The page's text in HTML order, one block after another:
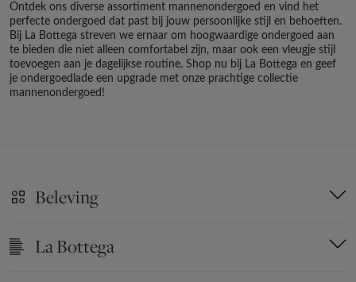
Ontdek ons diverse assortiment mannenondergoed en vind het
perfecte ondergoed dat past bij jouw persoonlijke stijl en behoeften.
Bij La Bottega streven we ernaar om hoogwaardige ondergoed aan
te bieden die niet alleen comfortabel zijn, maar ook een vleugje stijl
toevoegen aan je dagelijkse routine. Shop nu bij La Bottega en geef
je ondergoedlade een upgrade met onze prachtige collectie
mannenondergoed!
Beleving
La Bottega